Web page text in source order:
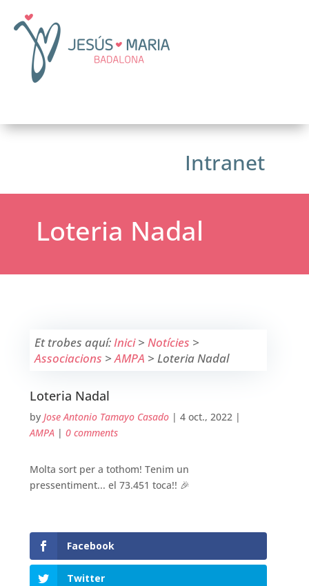
Intranet
Loteria Nadal
Et trobes aquí:Inici> Notícies >
Associacions >AMPA > Loteria Nadal
Loteria Nadal
by Jose Antonio Tamayo Casado | 4 oct., 2022 |
AMPA | 0 comments
Molta sort per a tothom! Tenim un
pressentiment... el 73.451 toca!! 🎉
Facebook
Twitter